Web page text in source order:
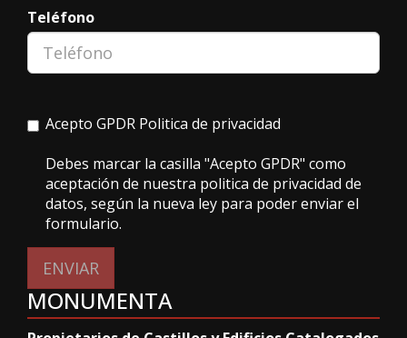
Teléfono
Acepto GPDR Politica de privacidad
Debes marcar la casilla "Acepto GPDR" como
aceptación de nuestra politica de privacidad de
datos, según la nueva ley para poder enviar el
formulario.
ENVIAR
MONUMENTA